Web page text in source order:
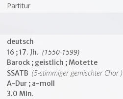
Partitur
deutsch
16 ; 17. Jh. (1550-1599)
Barock ; geistlich ; Motette
SSATB (5-stimmiger gemischter Chor )
A-Dur ; a-moll
3.0 Min.